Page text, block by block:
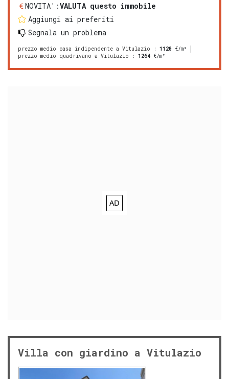
NOVITA':VALUTA questo immobile
Aggiungi ai preferiti
Segnala un problema
prezzo medio casa indipendente a Vitulazio : 1120 €/m²
prezzo medio quadrivano a Vitulazio : 1264 €/m²
Villa con giardino a Vitulazio